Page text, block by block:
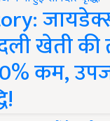
खेती की
कम,